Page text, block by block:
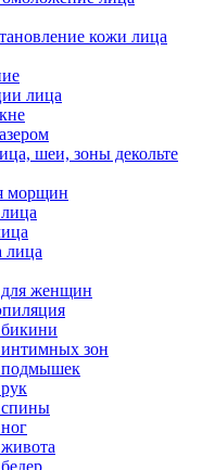
кожи лица
лица
шеи, зоны декольте
морщин
лица
для женщин
интимных зон
подмышек
спины